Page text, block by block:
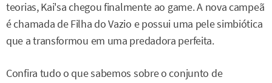
teorias, Kai'sa chegou finalmente ao game. A nova campeã
é chamada de Filha do Vazio e possui uma pele simbiótica
que a transformou em uma predadora perfeita.
Confira tudo o que sabemos sobre o conjunto de